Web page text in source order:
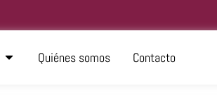
Quiénes somos Contacto